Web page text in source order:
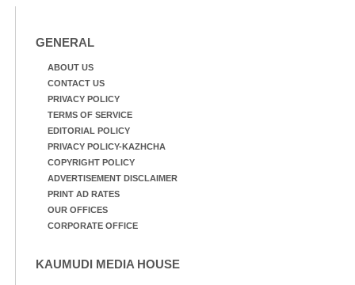
GENERAL
ABOUT US
CONTACT US
PRIVACY POLICY
TERMS OF SERVICE
EDITORIAL POLICY
PRIVACY POLICY-KAZHCHA
COPYRIGHT POLICY
ADVERTISEMENT DISCLAIMER
PRINT AD RATES
OUR OFFICES
CORPORATE OFFICE
KAUMUDI MEDIA HOUSE